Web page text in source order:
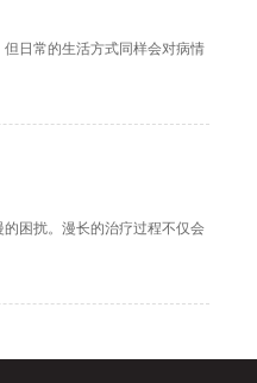
日常的生活方式同样会对病情
困扰。漫长的治疗过程不仅会